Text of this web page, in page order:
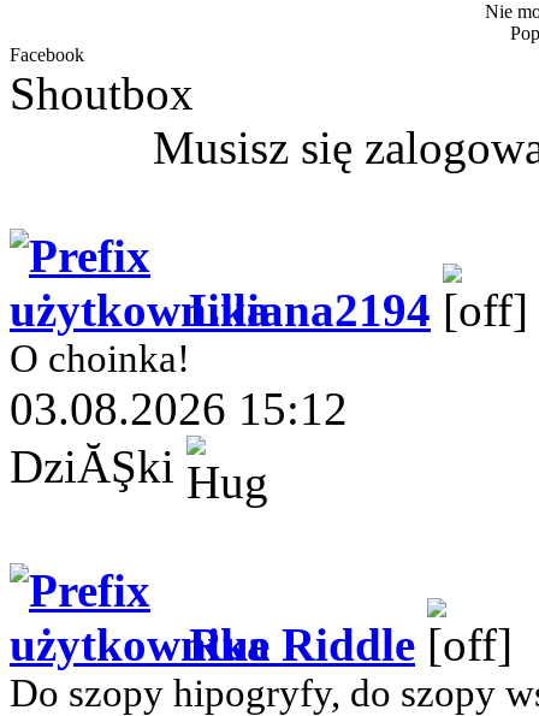
Nie
Facebook
Shoutbox
Musisz się
Liliana2194
O choinka!
03.08.2026 15:12
DziĂŞki
Rue Riddle
Do szopy hipogryfy, do szopy